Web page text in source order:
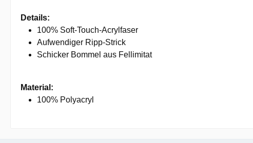
Details:
100% Soft-Touch-Acrylfaser
Aufwendiger Ripp-Strick
Schicker Bommel aus Fellimitat
Material:
100% Polyacryl